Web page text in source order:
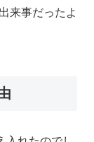
来事だったよ